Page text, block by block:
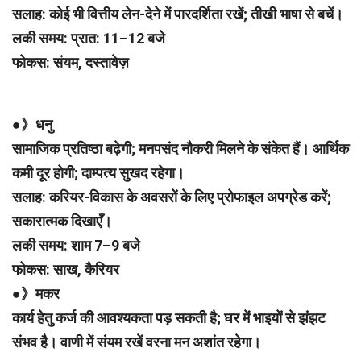
सलाह: कोई भी वित्तीय लेन-देने में पारदर्शिता रखें; तीखी भाषा से बचें।
लकी समय: प्रात: 11–12 बजे
फोकस: संयम, दस्तावेज़
●》धनु
सामाजिक प्रतिष्ठा बढ़ेगी; मनपसंद नौकरी मिलने के संकेत हैं। आर्थिक
कमी दूर होगी; दाम्पत्य सुखद रहेगा।
सलाह: करियर-विकास के अवसरों के लिए प्रोफाइल अपग्रेड करें;
सकारात्मक दिखाएँ।
लकी समय: शाम 7–9 बजे
फोकस: साख, कैरियर
●》मकर
कार्य हेतु कर्ज की आवश्यकता पड़ सकती है; घर में भाइयों से झंझट
संभव है। वाणी में संयम रखें वरना मन अशांत रहेगा।